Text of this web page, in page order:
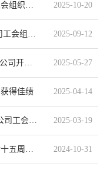
寻访巴渝古迹，赓续精神薪火——公司工会组织离退休教师参观重庆大圆祥博物馆 2025-10-20
艺林情暖颂师恩 杏坛丹心续春晖——公司工会组织开展教师节慰问活动 2025-09-12
“桑榆未晚霞满天，端午粽香情更甜”——公司开展离退休教职工端午节慰问活动 2025-05-27
得佳绩 2025-04-14
“春风拂面 师者同行 共赏春光无限”——公司工会系列活动圆满举办 2025-03-19
公司荣获公司庆祝中华人民共和国成立七十五周年教职工合唱比赛三等奖 2024-10-31